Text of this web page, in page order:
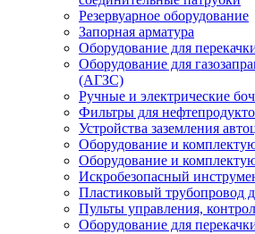
Резервуарное оборудование
Запорная арматура
Оборудование для
Оборудование для
(АГЗС)
Ручные и электрические
Фильтры для
Устройства заземления
Оборудование и
Оборудование и
Искробезопасный
Пластиковый трубопровод
Пульты управления,
Оборудование для